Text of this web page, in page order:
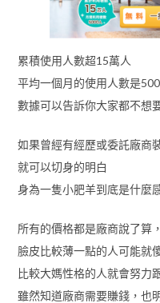
累積使用人數超15萬人
平均一個月的使用人數是
數據可以告訴你大家都不想
如果曾經有經歷或委託廠商
就可以切身的明白
身為一隻小肥羊到底是什麼
所有的價格都是廠商說了算
臉皮比較薄一點的人可能就
比較大媽性格的人就會努力
雖然知道廠商需要賺錢，也